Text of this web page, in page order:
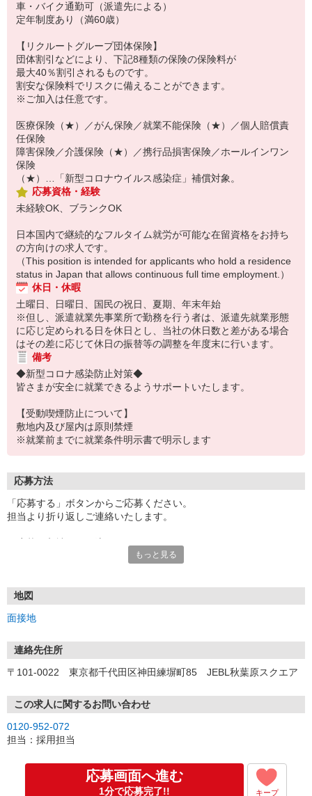
車・バイク通勤可（派遣先による）
定年制度あり（満60歳）
【リクルートグループ団体保険】
団体割引などにより、下記8種類の保険の保険料が
最大40％割引されるものです。
割安な保険料でリスクに備えることができます。
※ご加入は任意です。
医療保険（★）／がん保険／就業不能保険（★）／個人賠償責
任保険
障害保険／介護保険（★）／携行品損害保険／ホールインワン
保険
（★）…「新型コロナウイルス感染症」補償対象。
応募資格・経験
未経験OK、ブランクOK
日本国内で継続的なフルタイム就労が可能な在留資格をお持ち
の方向けの求人です。
（This position is intended for applicants who hold a residence
status in Japan that allows continuous full time employment.）
休日・休暇
土曜日、日曜日、国民の祝日、夏期、年末年始
※但し、派遣就業先事業所で勤務を行う者は、派遣先就業形態
に応じ定められる日を休日とし、当社の休日数と差がある場合
はその差に応じて休日の振替等の調整を年度末に行います。
備考
◆新型コロナ感染防止対策◆
皆さまが安全に就業できるようサポートいたします。
【受動喫煙防止について】
敷地内及び屋内は原則禁煙
※就業前までに就業条件明示書で明示します
応募方法
「応募する」ボタンからご応募ください。
担当より折り返しご連絡いたします。
*来社面接またはオンライン面接が可能です。
（応募情報不足の場合は、履歴書・職務経歴書を頂くケースがあ
▼内定（面接後、最短翌営業日）
*当社より内定通知をお送りします。
*内定にご承諾いただけましたら、採用決定となります。
*当社の正社員としてご入社いただきます。
*辞令の授与、オリエンテーションをお受けいただきます。
▼配属先の決定（★）
*当社が配属先を決定します。
▼就業開始
*配属先にて、当社の派遣スタッフとしてご就業いただきます。
もっと見る
地図
面接地
連絡先住所
〒101-0022 東京都千代田区神田練塀町85 JEBL秋葉原スクエア
この求人に関するお問い合わせ
0120-952-072
担当：採用担当
応募画面へ進む
1分で応募完了!! キープ